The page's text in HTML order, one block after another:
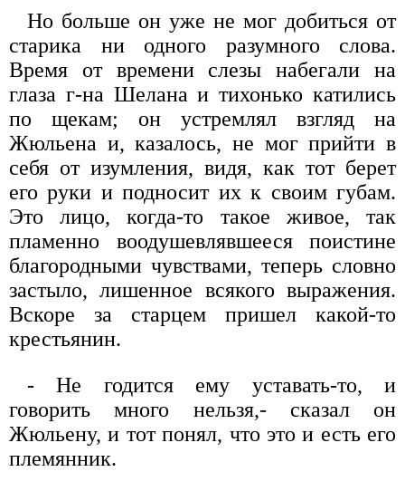
Но больше он уже не мог добиться от
старика ни одного разумного слова.
Время от времени слезы набегали на
глаза г-на Шелана и тихонько катились
по щекам; он устремлял взгляд на
Жюльена и, казалось, не мог прийти в
себя от изумления, видя, как тот берет
его руки и подносит их к своим губам.
Это лицо, когда-то такое живое, так
пламенно воодушевлявшееся поистине
благородными чувствами, теперь словно
застыло, лишенное всякого выражения.
Вскоре за старцем пришел какой-то
крестьянин.
- Не годится ему уставать-то, и
говорить много нельзя,- сказал он
Жюльену, и тот понял, что это и есть его
племянник.